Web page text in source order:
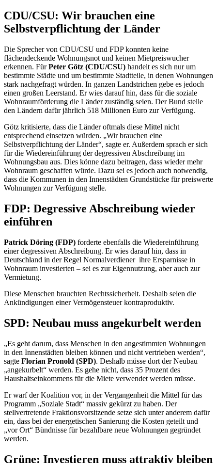
CDU/CSU: Wir brauchen eine
Selbstverpflichtung der Länder
Die Sprecher von CDU/CSU und FDP konnten keine
flächendeckende Wohnungsnot und keinen Mietpreiswucher
erkennen. FürPeter Götz (CDU/CSU) handelt es sich nur um
bestimmte Städte und um bestimmte Stadtteile, in denen Wohnungen
stark nachgefragt würden. In ganzen Landstrichen gebe es jedoch
einen großen Leerstand. Er wies darauf hin, dass für die soziale
Wohnraumförderung die Länder zuständig seien. Der Bund stelle
den Ländern dafür jährlich 518 Millionen Euro zur Verfügung.
Götz kritisierte, dass die Länder oftmals diese Mittel nicht
entsprechend einsetzen würden. „Wir brauchen eine
Selbstverpflichtung der Länder“, sagte er. Außerdem sprach er sich
für die Wiedereinführung der degressiven Abschreibung im
Wohnungsbau aus. Dies könne dazu beitragen, dass wieder mehr
Wohnraum geschaffen würde. Dazu sei es jedoch auch notwendig,
dass die Kommunen in den Innenstädten Grundstücke für preiswerte
Wohnungen zur Verfügung stelle.
FDP: Degressive Abschreibung wieder
einführen
Patrick Döring (FDP) forderte ebenfalls die Wiedereinführung
einer degressiven Abschreibung. Er wies darauf hin, dass in
Deutschland in der Regel Normalverdiener ihre Ersparnisse in
Wohnraum investierten – sei es zur Eigennutzung, aber auch zur
Vermietung.
Diese Menschen brauchten Rechtssicherheit. Deshalb seien die
Ankündigungen einer Vermögensteuer kontraproduktiv.
SPD: Neubau muss angekurbelt werden
„Es geht darum, dass Menschen in den angestimmten Wohnungen
in den Innenstädten bleiben können und nicht vertrieben werden“,
sagte Florian Pronold (SPD). Deshalb müsse dort der Neubau
„angekurbelt“ werden. Es gehe nicht, dass 35 Prozent des
Haushaltseinkommens für die Miete verwendet werden müsse.
Er warf der Koalition vor, in der Vergangenheit die Mittel für das
Programm „Soziale Stadt“ massiv gekürzt zu haben. Der
stellvertretende Fraktionsvorsitzende setze sich unter anderem dafür
ein, dass bei der energetischen Sanierung die Kosten geteilt und
„vor Ort“ Bündnisse für bezahlbare neue Wohnungen gegründet
werden.
Grüne: Investieren muss attraktiv bleiben